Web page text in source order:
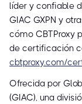
líder y confiable
GIAC GXPN y
cómo CBTProxy
de certificación
cbtproxy.com/
Ofrecida por
(GIAC), una